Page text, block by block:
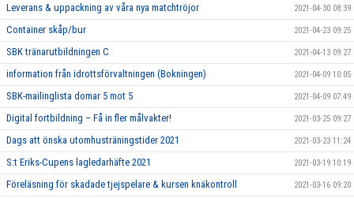
Leverans & uppackning av våra nya matchtröjor 2021-04-30 08:39
Container skåp/bur 2021-04-23 09:25
SBK tränarutbildningen C 2021-04-13 09:27
information från idrottsförvaltningen (Bokningen) 2021-04-09 10:05
SBK-mailinglista domar 5 mot 5 2021-04-09 07:49
Digital fortbildning – Få in fler målvakter! 2021-03-25 09:27
Dags att önska utomhusträningstider 2021 2021-03-23 11:24
S:t Eriks-Cupens lagledarhäfte 2021 2021-03-19 10:19
Föreläsning för skadade tjejspelare & kursen knäkontroll 2021-03-16 09:20